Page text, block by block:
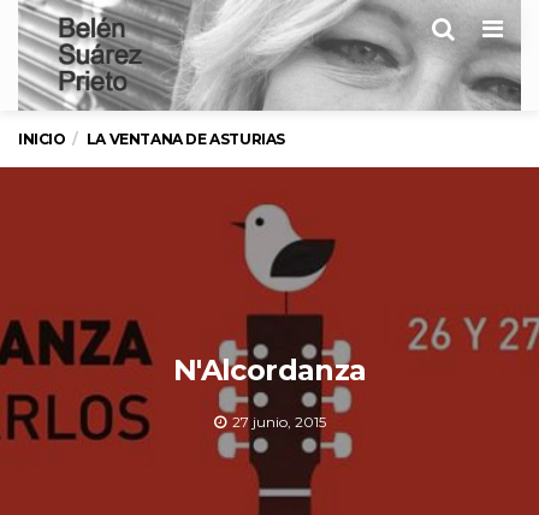
INICIO LA VENTANA DE ASTURIAS
N'Alcordanza
27 junio, 2015